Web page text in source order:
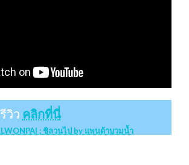
วิว คลิกที่นี่
: ชิลวนไป by แพนด้าบวมน้ำ